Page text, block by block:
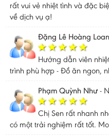
rất vui vẻ nhiệt tình và đặc
về dịch vụ ạ!
Đặng Lê Hoàng Loan
Hướng dẫn viên
trình phù hợp - Đồ ăn ngon,
Phạm Quỳnh Như -
Chị Sen rất nhanh
có một trải nghiệm rất tốt.